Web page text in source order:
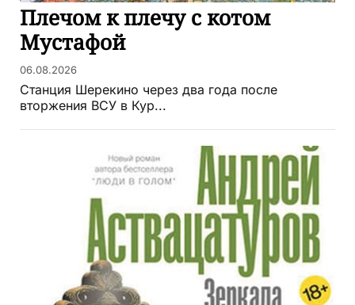
Плечом к плечу с котом
Мустафой
06.08.2026
Станция Шерекино через два года после
вторжения ВСУ в Кур...